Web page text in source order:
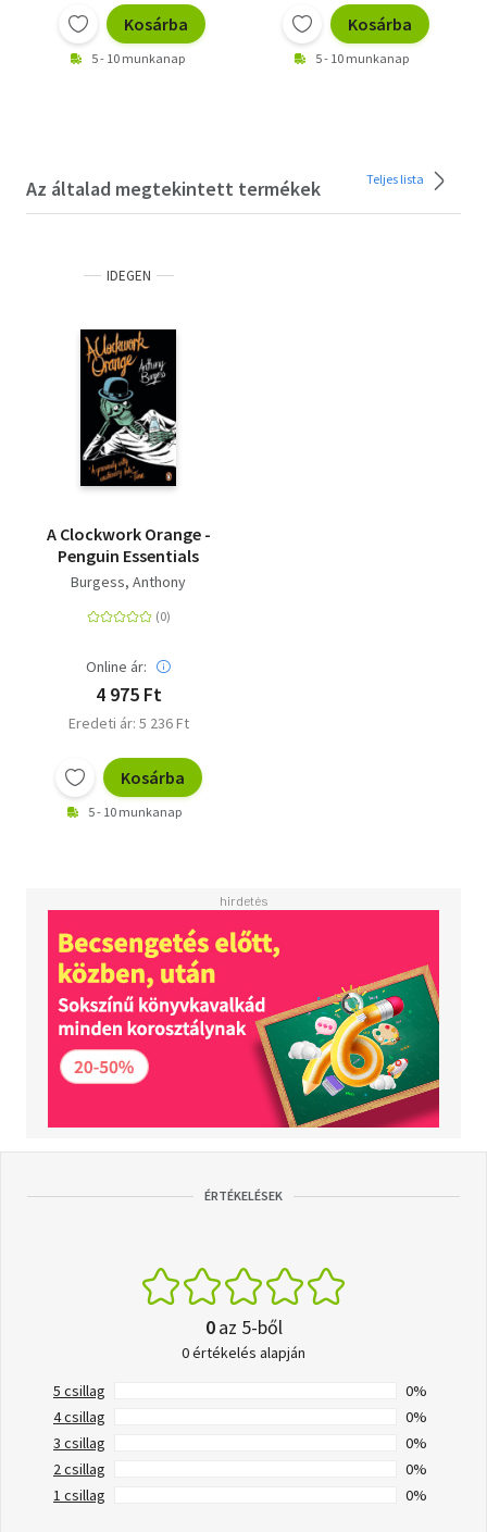
Kosárba
5 - 10 munkanap
Kosárba
5 - 10 munkanap
Az általad megtekintett termékek Teljes lista
IDEGEN
A Clockwork Orange -
Penguin Essentials
Burgess, Anthony
Online ár:
4 975 Ft
Eredeti ár: 5 236 Ft
Kosárba
5 - 10 munkanap
ÉRTÉKELÉSEK
0az 5-ből
0 értékelés alapján
5 csillag
0%
4 csillag
0%
3 csillag
0%
2 csillag
0%
1 csillag
0%